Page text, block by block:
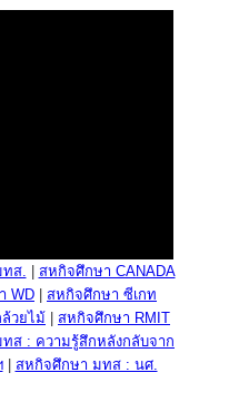
ทส.
สหกิจศึกษา CANADA
WD
สหกิจศึกษา ซีเกท
วยไม้
สหกิจศึกษา RMIT
ส : ความรู้สึกหลังกลับจาก
| สหกิจศึกษา มทส : นศ.